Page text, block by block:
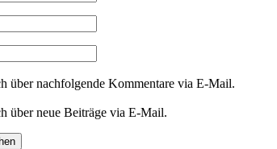
über nachfolgende Kommentare via E-Mail.
über neue Beiträge via E-Mail.